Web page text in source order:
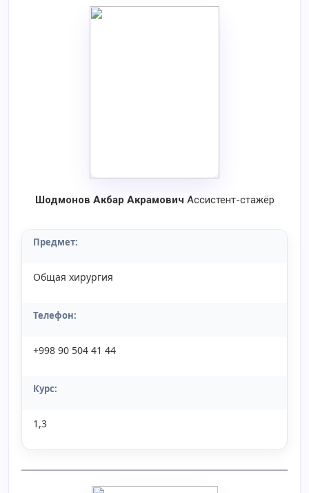
Шодмонов Акбар Акрамович Ассистент-стажёр
Предмет:
Общая хирургия
Телефон:
+998 90 504 41 44
Курс:
1,3